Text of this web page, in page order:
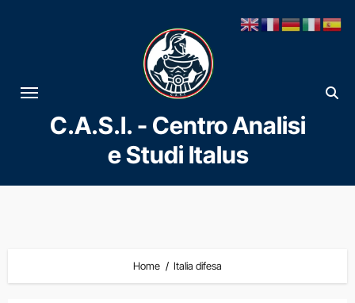
al
contenuto
C.A.S.I. - Centro Analisi
e Studi Italus
Home Italia difesa